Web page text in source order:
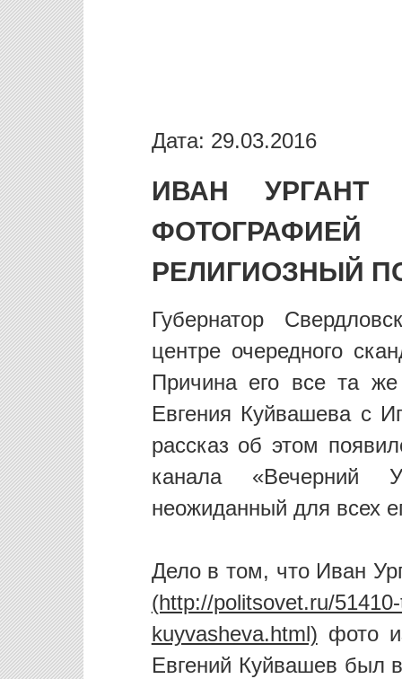
Дата: 29.03.2016
ИВАН УРГАНТ
РЕЛИГИОЗНЫЙ
Губернатор
центре очередного
Причина его все та
Евгения Куйвашева с
рассказ об этом
канала «Вечерний
неожиданный для всех
Дело в том, что Иван
фото
Евгений Куйвашев был